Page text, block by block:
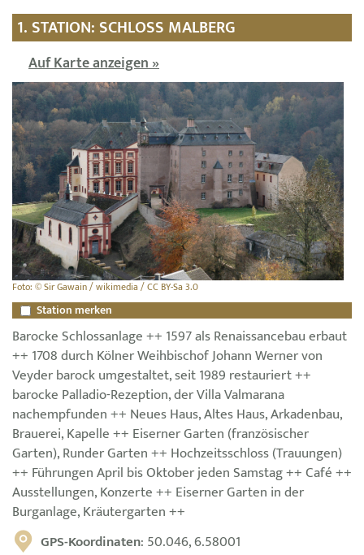
1. STATION: SCHLOSS MALBERG
Auf Karte anzeigen »
Foto: © Sir Gawain / wikimedia / CC BY-Sa 3.0
Station merken
Barocke Schlossanlage ++ 1597 als Renaissancebau erbaut
++ 1708 durch Kölner Weihbischof Johann Werner von
Veyder barock umgestaltet, seit 1989 restauriert ++
barocke Palladio-Rezeption, der Villa Valmarana
nachempfunden ++ Neues Haus, Altes Haus, Arkadenbau,
Brauerei, Kapelle ++ Eiserner Garten (französischer
Garten), Runder Garten ++ Hochzeitsschloss (Trauungen)
++ Führungen April bis Oktober jeden Samstag ++ Café ++
Ausstellungen, Konzerte ++ Eiserner Garten in der
Burganlage, Kräutergarten ++
GPS-Koordinaten: 50.046, 6.58001